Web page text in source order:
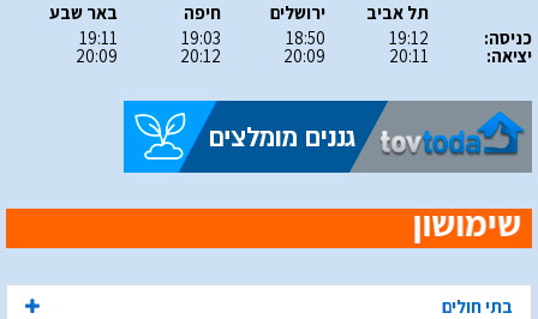
כניסה:
יציאה:
תל אביב
19:12
20:11
ירושלים
18:50
20:09
חיפה
19:03
20:12
באר שבע
19:11
20:09
בתי חולים